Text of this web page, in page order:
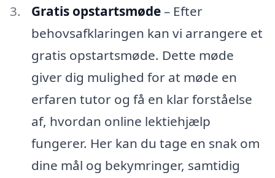
Gratis opstartsmøde– Efter
behovsafklaringen kan vi arrangere et
gratis opstartsmøde. Dette møde
giver dig mulighed for at møde en
erfaren tutor og få en klar forståelse
af, hvordan online lektiehjælp
fungerer. Her kan du tage en snak om
dine mål og bekymringer, samtidig